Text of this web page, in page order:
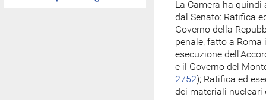
La Camera ha
dal Senato: Ratifica
Governo della
penale, fatto a
esecuzione
e il Governo del
2752); Ratifica ed
dei materiali nucleari